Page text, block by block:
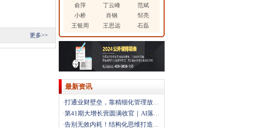
更多>>
俞萍
丁云峰
范斌
小桥
肖钢
邹亮
王银周
王思远 石磊
最新资讯
·打通业财壁垒，靠精细化管理放大利润
·第41期大增长营圆满收官｜AI落地+科学经营双引擎，
·告别无效内耗！结构化思维打造高效解题团队